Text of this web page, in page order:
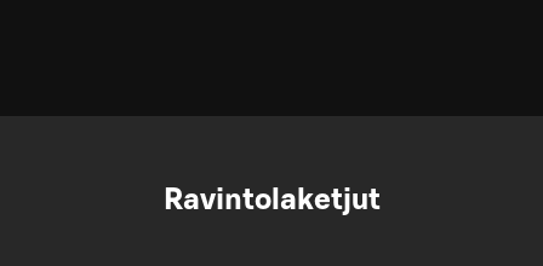
Ravintolaketjut